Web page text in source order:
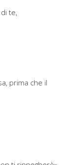
te,
prima che il